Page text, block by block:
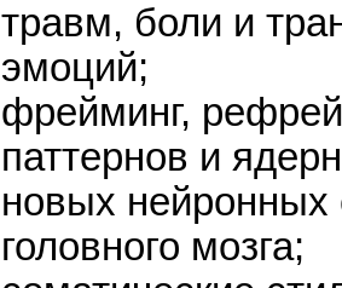
травм, боли и
эмоций;
фрейминг,
паттернов и
новых нейронных
головного мозга;